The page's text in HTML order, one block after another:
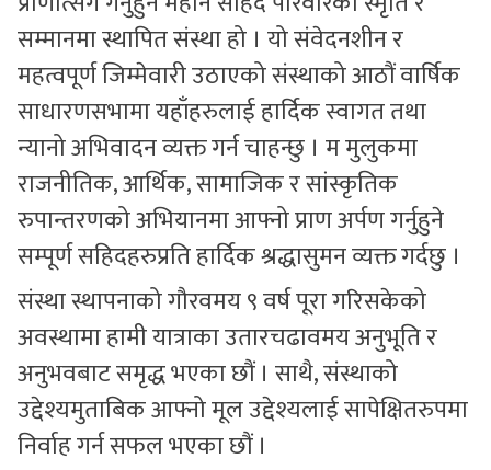
सम्मानमा स्थापित संस्था हो । यो संवेदनशीन र
महत्वपूर्ण जिम्मेवारी उठाएको संस्थाको आठौं वार्षिक
साधारणसभामा यहाँहरुलाई हार्दिक स्वागत तथा
न्यानो अभिवादन व्यक्त गर्न चाहन्छु । म मुलुकमा
राजनीतिक, आर्थिक, सामाजिक र सांस्कृतिक
रुपान्तरणको अभियानमा आफ्नो प्राण अर्पण गर्नुहुने
सम्पूर्ण सहिदहरुप्रति हार्दिक श्रद्धासुमन व्यक्त गर्दछु ।
संस्था स्थापनाको गौरवमय ९ वर्ष पूरा गरिसकेको
अवस्थामा हामी यात्राका उतारचढावमय अनुभूति र
अनुभवबाट समृद्ध भएका छौं । साथै, संस्थाको
उद्देश्यमुताबिक आफ्नो मूल उद्देश्यलाई सापेक्षितरुपमा
निर्वाह गर्न सफल भएका छौं ।